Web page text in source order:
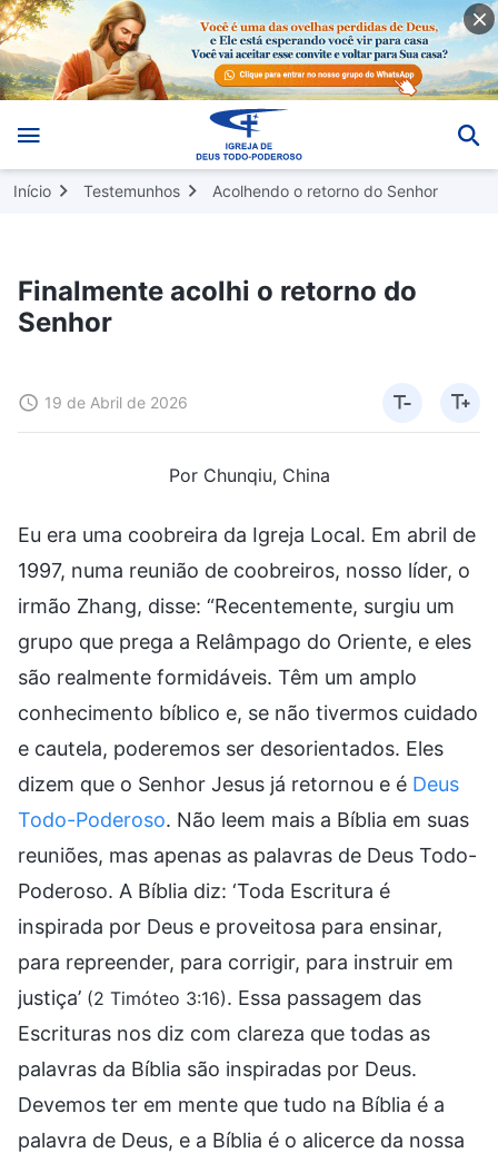
Início Testemunhos Acolhendo o retorno do Senhor
Finalmente acolhi o retorno do
Senhor
19 de Abril de 2026
Por Chunqiu, China
Eu era uma coobreira da Igreja Local. Em abril de
1997, numa reunião de coobreiros, nosso líder, o
irmão Zhang, disse: “Recentemente, surgiu um
grupo que prega a Relâmpago do Oriente, e eles
são realmente formidáveis. Têm um amplo
conhecimento bíblico e, se não tivermos cuidado
e cautela, poderemos ser desorientados. Eles
dizem que o Senhor Jesus já retornou e é Deus
Todo-Poderoso. Não leem mais a Bíblia em suas
reuniões, mas apenas as palavras de Deus Todo-
Poderoso. A Bíblia diz: ‘Toda Escritura é
inspirada por Deus e proveitosa para ensinar,
para repreender, para corrigir, para instruir em
justiça’ (2 Timóteo 3:16). Essa passagem das
Escrituras nos diz com clareza que todas as
palavras da Bíblia são inspiradas por Deus.
Devemos ter em mente que tudo na Bíblia é a
palavra de Deus, e a Bíblia é o alicerce da nossa